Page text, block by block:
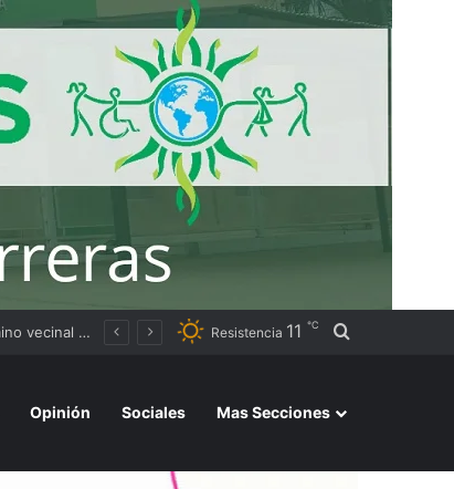
Resistencia 11 ℃ Buscar por
Opinión Sociales Mas Secciones